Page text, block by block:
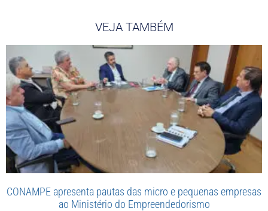
VEJA TAMBÉM
CONAMPE apresenta pautas das micro e pequenas empresas
ao Ministério do Empreendedorismo